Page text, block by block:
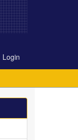
Login